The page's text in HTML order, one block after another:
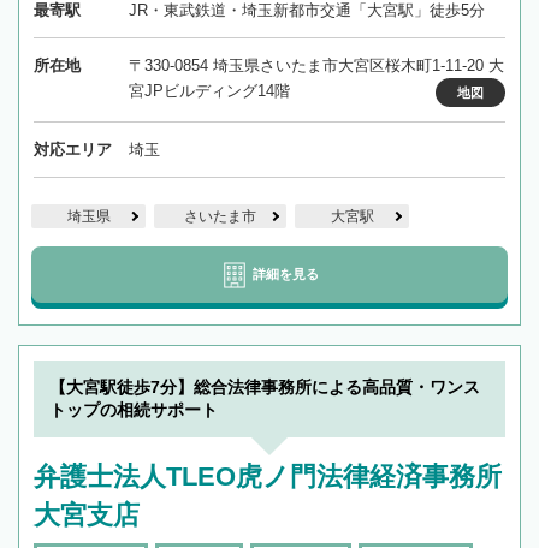
最寄駅 JR・東武鉄道・埼玉新都市交通「大宮駅」徒歩5分
所在地
〒330-0854 埼玉県さいたま市大宮区桜木町1-11-20 大
宮JPビルディング14階
地図
対応エリア 埼玉
埼玉県 さいたま市 大宮駅
詳細を見る
【大宮駅徒歩7分】総合法律事務所による高品質・ワンス
トップの相続サポート
弁護士法人TLEO虎ノ門法律経済事務所
大宮支店